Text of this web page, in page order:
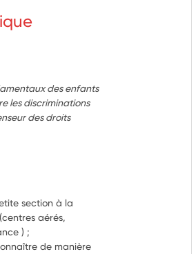
des enfants
les discriminations
des droits
section à la
aérés,
) ;
de manière